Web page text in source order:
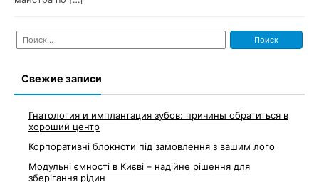
Найти:
Свежие записи
Гнатология и имплантация зубов: причины обратиться в
хороший центр
Корпоративні блокноти під замовлення з вашим лого
Модульні ємності в Києві – надійне рішення для
зберігання рідин